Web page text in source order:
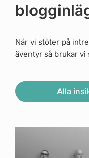
När vi stöter på
äventyr så brukar vi
Alla